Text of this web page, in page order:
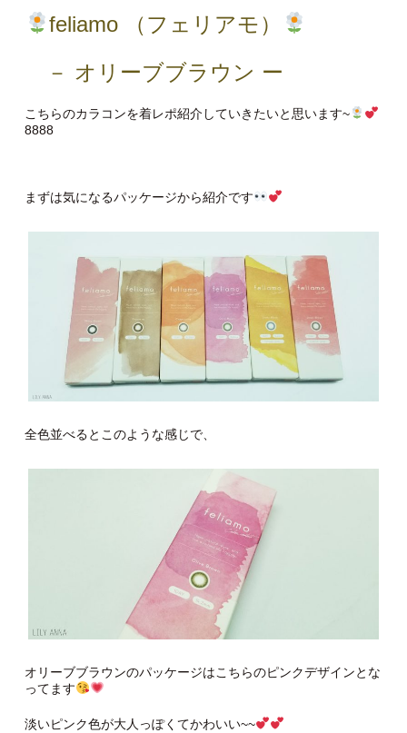
feliamo （フェリアモ）
－ オリーブブラウン ー
こちらのカラコンを着レポ紹介していきたいと思います~
8888
まずは気になるパッケージから紹介です
全色並べるとこのような感じで、
オリーブブラウンのパッケージはこちらのピンクデザインとな
ってます
淡いピンク色が大人っぽくてかわいい~~